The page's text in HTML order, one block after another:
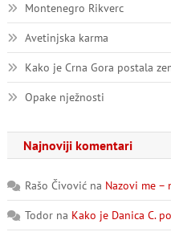
Montenegro Rikverc
Avetinjska karma
Kako je Crna Gora postala
Opake nježnosti
Najnoviji komentari
Rašo Čivovićna Nazovi me –
Todorna Kako je Danica C.